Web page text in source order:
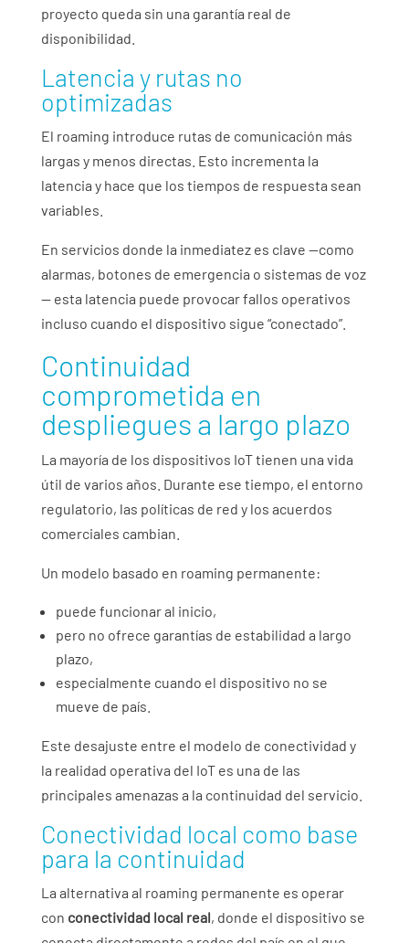
proyecto queda sin una garantía real de
disponibilidad.
Latencia y rutas no
optimizadas
El roaming introduce rutas de comunicación más
largas y menos directas. Esto incrementa la
latencia y hace que los tiempos de respuesta sean
variables.
En servicios donde la inmediatez es clave —como
alarmas, botones de emergencia o sistemas de voz
— esta latencia puede provocar fallos operativos
incluso cuando el dispositivo sigue “conectado”.
Continuidad
comprometida en
despliegues a largo plazo
La mayoría de los dispositivos IoT tienen una vida
útil de varios años. Durante ese tiempo, el entorno
regulatorio, las políticas de red y los acuerdos
comerciales cambian.
Un modelo basado en roaming permanente:
puede funcionar al inicio,
pero no ofrece garantías de estabilidad a largo
plazo,
especialmente cuando el dispositivo no se
mueve de país.
Este desajuste entre el modelo de conectividad y
la realidad operativa del IoT es una de las
principales amenazas a la continuidad del servicio.
Conectividad local como base
para la continuidad
La alternativa al roaming permanente es operar
con conectividad local real, donde el dispositivo se